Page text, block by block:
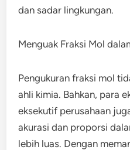
dan sadar lingkungan.
Menguak Fraksi Mol
Pengukuran fraksi mol
ahli kimia. Bahkan, para
eksekutif perusahaan
akurasi dan proporsi
lebih luas. Dengan